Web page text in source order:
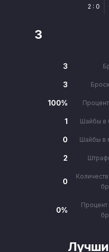
2 : 0
3
3
3
100%
1 Шайбы в
0 Шайбы в
2
0
0%